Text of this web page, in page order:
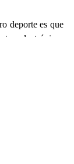
deporte es que
electrónicos